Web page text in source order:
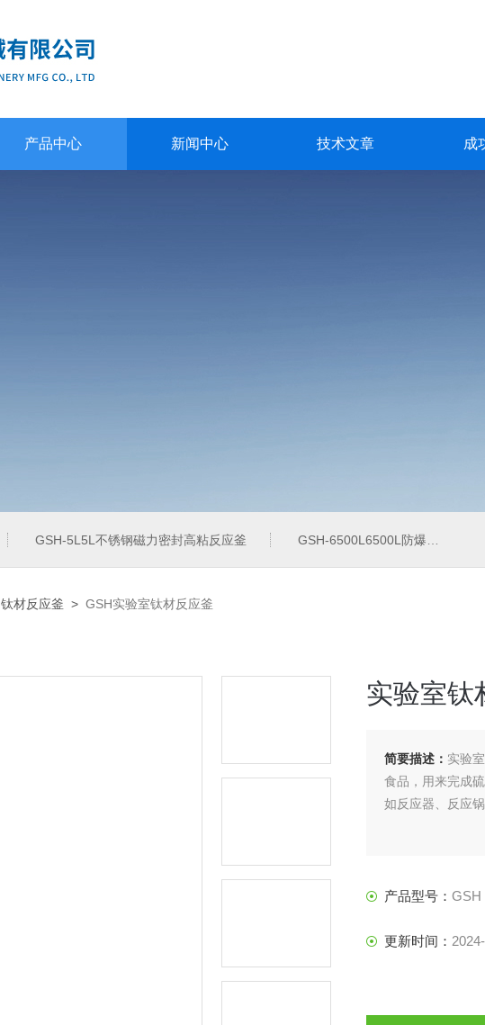
产品中心 新闻中心 技术文章 成
GSH-5L5L不锈钢磁力密封高粘反应釜 GSH-6500L6500L防爆加氢工业反应釜
钛材反应釜 > GSH实验室钛材反应釜
实验室钛
简要描述： 实验
食品，用来完成
如反应器、反应
产品型号： GSH
更新时间：